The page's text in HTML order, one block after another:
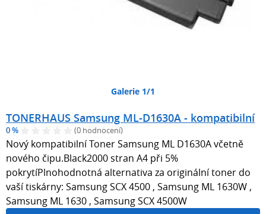
Galerie 1/1
TONERHAUS Samsung ML-D1630A - kompatibilní
0 % (0 hodnocení)
Nový kompatibilní Toner Samsung ML D1630A včetně
nového čipu.Black2000 stran A4 při 5%
pokrytíPlnohodnotná alternativa za originální toner do
vaší tiskárny: Samsung SCX 4500 , Samsung ML 1630W ,
Samsung ML 1630 , Samsung SCX 4500W